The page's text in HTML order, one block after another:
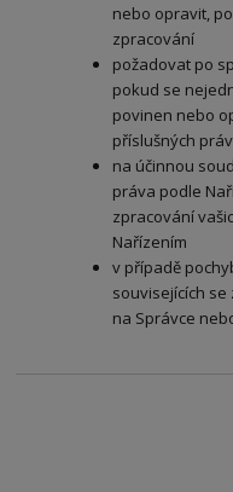
nebo opravit,
zpracování
požadovat po
pokud se
povinen nebo
příslušných
na účinnou
práva podle
zpracování
Nařízením
v případě
souvisejících
na Správce